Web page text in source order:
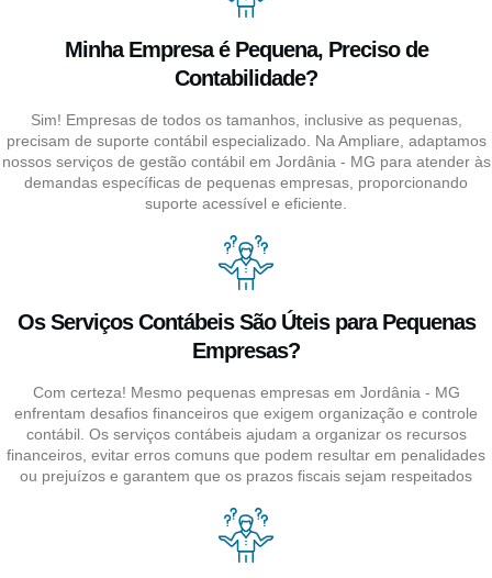
Minha Empresa é Pequena, Preciso de
Contabilidade?
Sim! Empresas de todos os tamanhos, inclusive as pequenas,
precisam de suporte contábil especializado. Na Ampliare, adaptamos
nossos serviços de gestão contábil em Jordânia - MG para atender às
demandas específicas de pequenas empresas, proporcionando
suporte acessível e eficiente.
Os Serviços Contábeis São Úteis para Pequenas
Empresas?
Com certeza! Mesmo pequenas empresas em Jordânia - MG
enfrentam desafios financeiros que exigem organização e controle
contábil. Os serviços contábeis ajudam a organizar os recursos
financeiros, evitar erros comuns que podem resultar em penalidades
ou prejuízos e garantem que os prazos fiscais sejam respeitados